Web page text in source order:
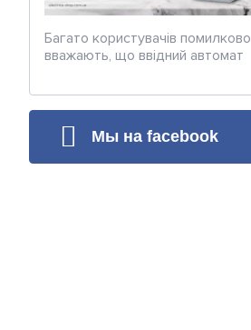
Багато користувачів помилково
вважають, що ввідний автомат
вимикання живлення. Насправді
його функції значно ширші. Він
захищає ввідний кабель,
допомагає обмежити
навантаження на мережу та
Мы на facebook